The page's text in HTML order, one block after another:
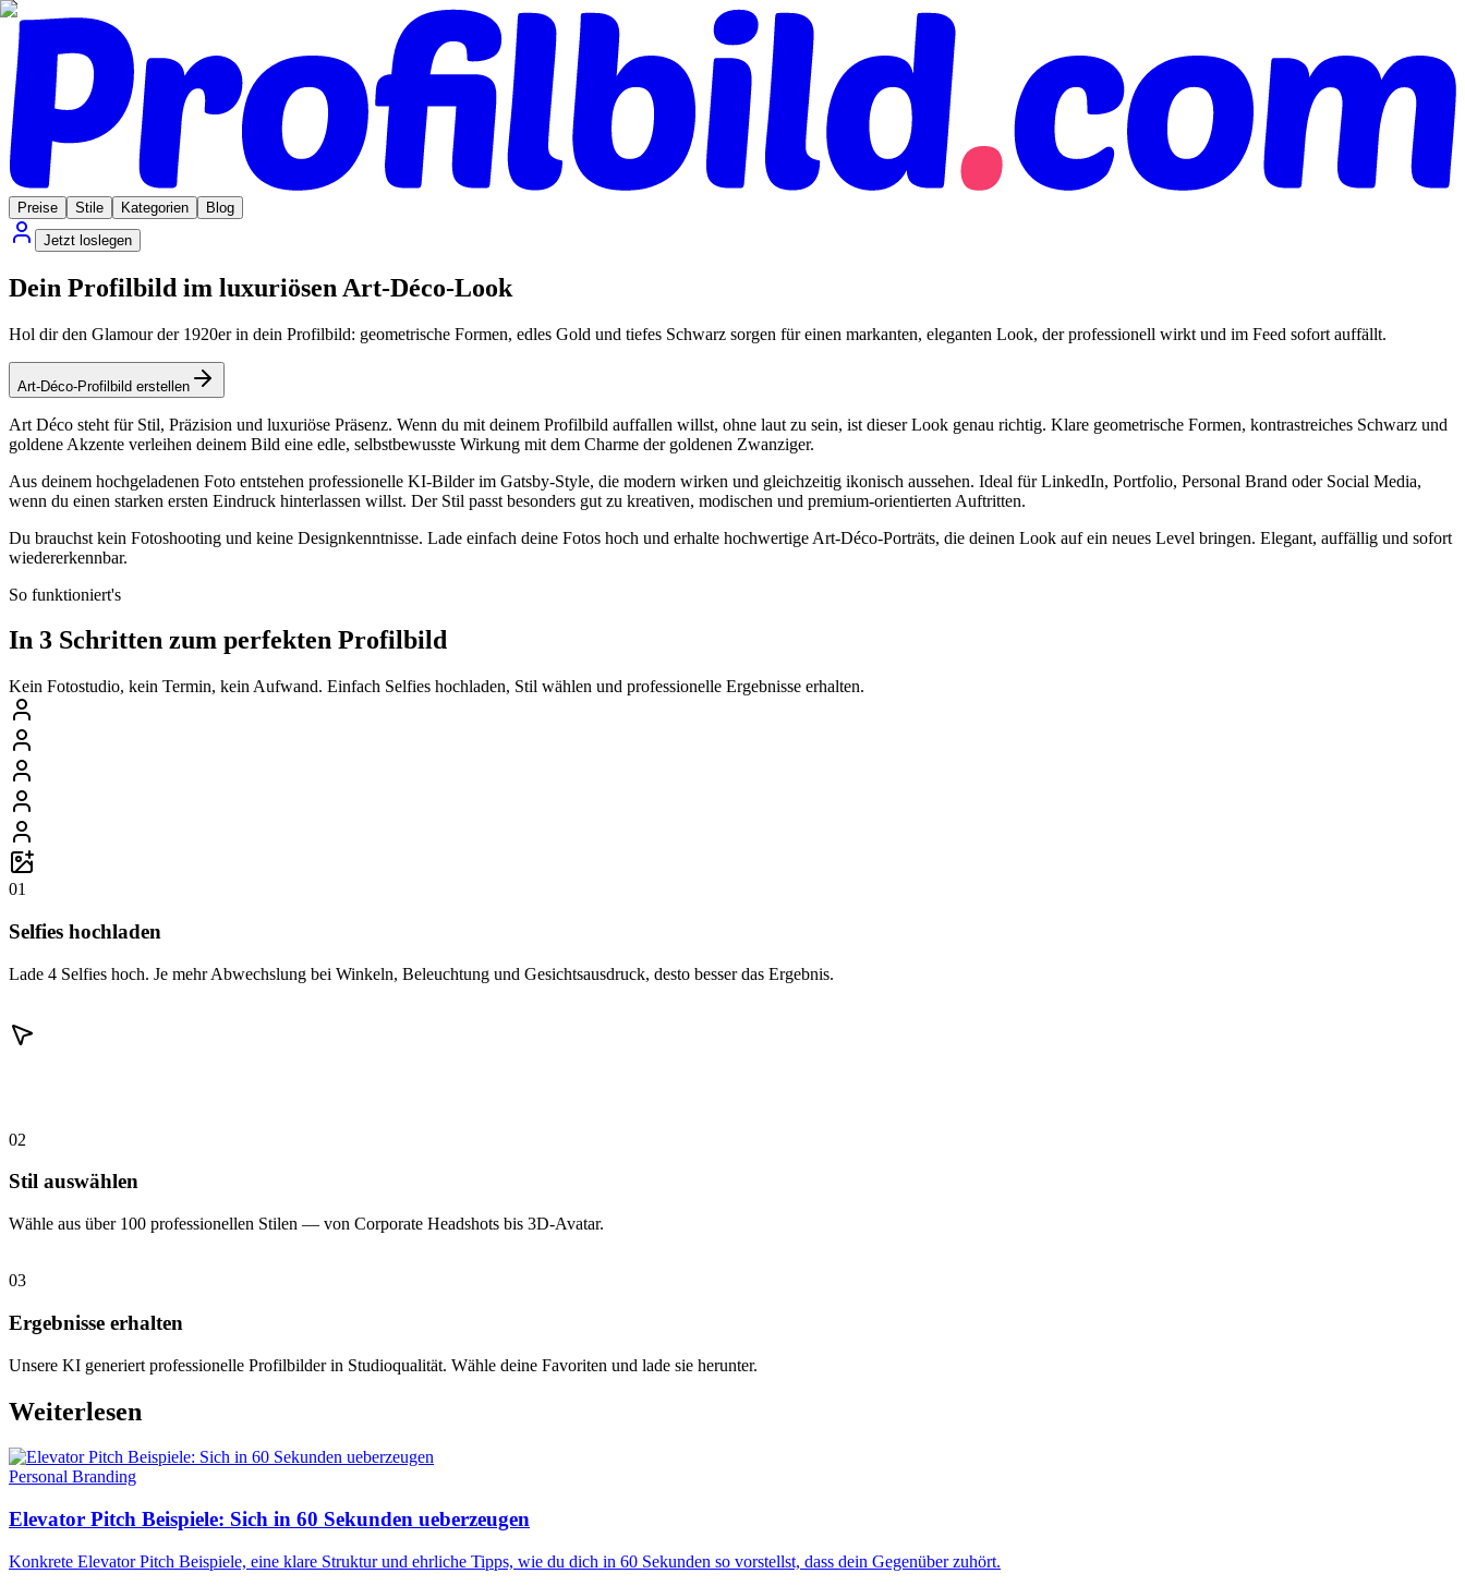
Preise Stile Kategorien
Blog
Jetzt loslegen
Dein Profilbild im luxuriösen Art-Déco-Look
Hol dir den Glamour der 1920er in dein Profilbild: geometrische Formen, edles Gold und tiefes Schwarz sorgen für einen markanten, eleganten Look, der professionell wirkt und im Feed sofort auffällt.
Art-Déco-Profilbild erstellen
Art Déco steht für Stil, Präzision und luxuriöse Präsenz. Wenn du mit deinem Profilbild auffallen willst, ohne laut zu sein, ist dieser Look genau richtig. Klare geometrische Formen, kontrastreiches Schwarz und
goldene Akzente verleihen deinem Bild eine edle, selbstbewusste Wirkung mit dem Charme der goldenen Zwanziger.
Aus deinem hochgeladenen Foto entstehen professionelle KI-Bilder im Gatsby-Style, die modern wirken und gleichzeitig ikonisch aussehen. Ideal für LinkedIn, Portfolio, Personal Brand oder Social Media,
wenn du einen starken ersten Eindruck hinterlassen willst. Der Stil passt besonders gut zu kreativen, modischen und premium-orientierten Auftritten.
Du brauchst kein Fotoshooting und keine Designkenntnisse. Lade einfach deine Fotos hoch und erhalte hochwertige Art-Déco-Porträts, die deinen Look auf ein neues Level bringen. Elegant, auffällig und sofort
wiedererkennbar.
So funktioniert's
In 3 Schritten zum perfekten Profilbild
Kein Fotostudio, kein Termin, kein Aufwand. Einfach Selfies hochladen, Stil wählen und professionelle Ergebnisse erhalten.
01
Selfies hochladen
Lade 4 Selfies hoch. Je mehr Abwechslung bei Winkeln, Beleuchtung und Gesichtsausdruck, desto besser das Ergebnis.
02
Stil auswählen
Wähle aus über 100 professionellen Stilen — von Corporate Headshots bis 3D-Avatar.
03
Ergebnisse erhalten
Unsere KI generiert professionelle Profilbilder in Studioqualität. Wähle deine Favoriten und lade sie herunter.
Weiterlesen
Personal Branding
Elevator Pitch Beispiele: Sich in 60 Sekunden ueberzeugen
Konkrete Elevator Pitch Beispiele, eine klare Struktur und ehrliche Tipps, wie du dich in 60 Sekunden so vorstellst, dass dein Gegenüber zuhört.